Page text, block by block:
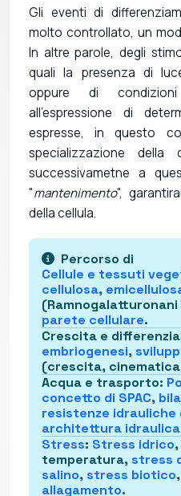
Gli eventi di
molto controllato, un
In altre parole, degli
quali la presenza di
oppure di
all'espressione di
espresse, in questo
specializzazione della
successivametne a
"mantenimento",
della cellula.
Percorso di
Cellule e tessuti
cellulosa,
(Ramnogalatturonani
parete cellulare.
Crescita e
embriogenesi,
(crescita,
Acqua e trasporto:
concetto di SPAC,
resistenze idrauliche
architettura idraulica
Stress: Stress idrico
temperatura, stress
salino, stress biotico,
allagamento.